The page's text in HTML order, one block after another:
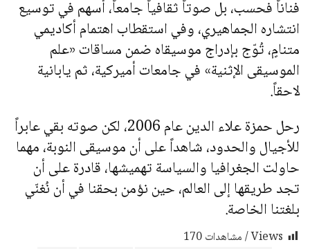
فناناً فحسب، بل صوتاً ثقافياً جامعاً، أسهم في توسيع
انتشاره الجماهيري، وفي استقطاب اهتمام أكاديمي
متنامٍ، تُوّج بإدراج موسيقاه ضمن مساقات «علم
الموسيقى الإثنية» في جامعات أميركية، ثم يابانية
لاحقاً.
رحل حمزة علاء الدين عام 2006، لكن صوته بقي عابراً
للأجيال والحدود، شاهداً على أن موسيقى النوبة، مهما
حاولت الجغرافيا والسياسة تهميشها، قادرة على أن
تجد طريقها إلى العالم، حين نؤمن بحقنا في أن نُغنّي
بلغتنا الخاصة.
Views / مشاهدات 170